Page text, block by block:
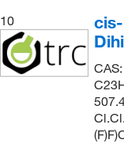
10